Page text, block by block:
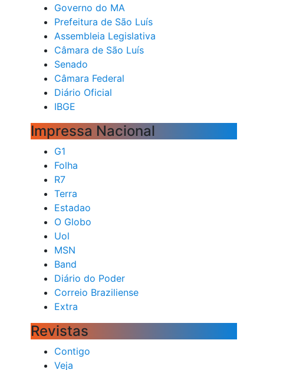
Governo do MA
Prefeitura de São Luís
Assembleia Legislativa
Câmara de São Luís
Senado
Câmara Federal
Diário Oficial
IBGE
Impressa Nacional
G1
Folha
R7
Terra
Estadao
O Globo
Uol
MSN
Band
Diário do Poder
Correio Braziliense
Extra
Revistas
Contigo
Veja